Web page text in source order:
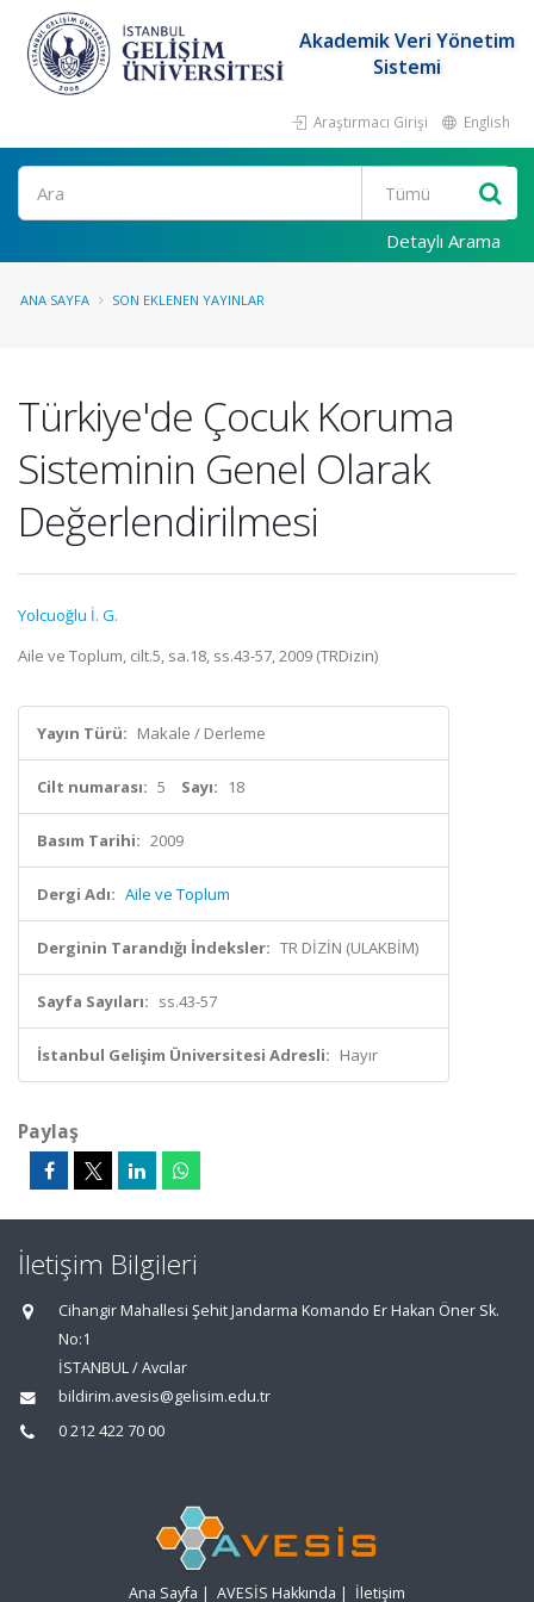
Akademik Veri Yönetim
Sistemi
Araştırmacı Girişi English
Ara
Detaylı Arama
ANA SAYFA SON EKLENEN YAYINLAR
Türkiye'de Çocuk Koruma
Sisteminin Genel Olarak
Değerlendirilmesi
Yolcuoğlu İ. G.
Aile ve Toplum, cilt.5, sa.18, ss.43-57, 2009 (TRDizin)
Yayın Türü: Makale / Derleme
Cilt numarası: 5 Sayı: 18
Basım Tarihi: 2009
Dergi Adı: Aile ve Toplum
Derginin Tarandığı İndeksler: TR DİZİN (ULAKBİM)
Sayfa Sayıları: ss.43-57
İstanbul Gelişim Üniversitesi Adresli: Hayır
Paylaş
İletişim Bilgileri
Cihangir Mahallesi Şehit Jandarma Komando Er Hakan Öner Sk.
No:1
İSTANBUL / Avcılar
bildirim.avesis@gelisim.edu.tr
0 212 422 70 00
Ana Sayfa | AVESİS Hakkında | İletişim